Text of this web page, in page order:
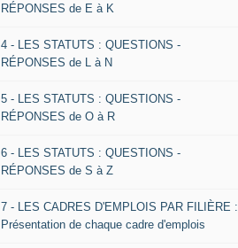
RÉPONSES de E à K
4 - LES STATUTS : QUESTIONS -
RÉPONSES de L à N
5 - LES STATUTS : QUESTIONS -
RÉPONSES de O à R
6 - LES STATUTS : QUESTIONS -
RÉPONSES de S à Z
7 - LES CADRES D'EMPLOIS PAR FILIÈRE :
Présentation de chaque cadre d'emplois